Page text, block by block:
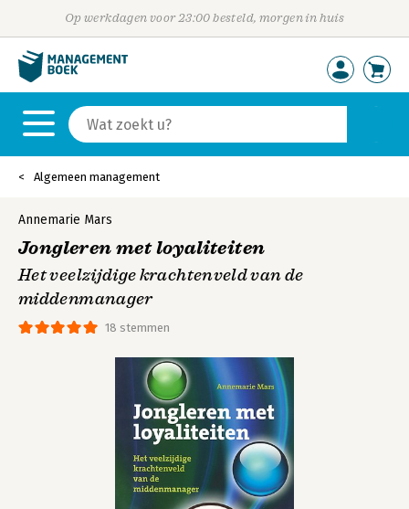
Op werkdagen voor 23:00 besteld, morgen in huis
Algemeen management
18 stemmen
Annemarie Mars
Jongleren met loyaliteiten
Het veelzijdige krachtenveld van de
middenmanager